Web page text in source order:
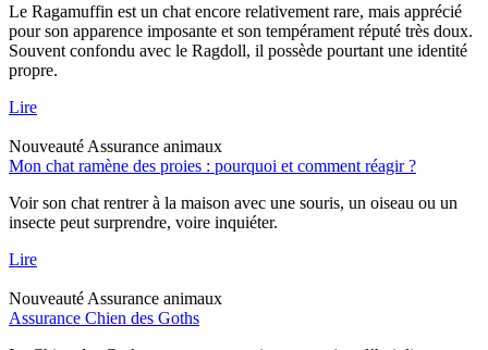
Le Ragamuffin est un chat encore relativement rare, mais apprécié
pour son apparence imposante et son tempérament réputé très doux.
Souvent confondu avec le Ragdoll, il possède pourtant une identité
propre.
Lire
Nouveauté Assurance animaux
Mon chat ramène des proies : pourquoi et comment réagir ?
Voir son chat rentrer à la maison avec une souris, un oiseau ou un
insecte peut surprendre, voire inquiéter.
Lire
Nouveauté Assurance animaux
Assurance Chien des Goths